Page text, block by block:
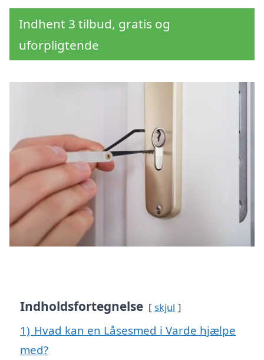
Indhent 3 tilbud, gratis og
uforpligtende
Indholdsfortegnelse skjul
1) Hvad kan en Låsesmed i Varde hjælpe
med?